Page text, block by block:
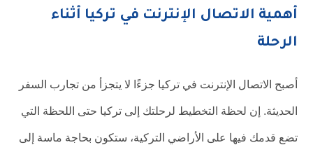
أهمية الاتصال الإنترنت في تركيا أثناء
الرحلة
أصبح الاتصال الإنترنت في تركيا جزءًا لا يتجزأ من تجارب السفر
الحديثة. إن لحظة التخطيط لرحلتك إلى تركيا حتى اللحظة التي
تضع قدمك فيها على الأراضي التركية، ستكون بحاجة ماسة إلى